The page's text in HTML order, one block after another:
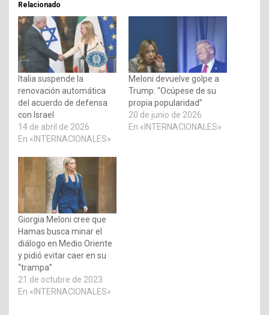
Relacionado
Italia suspende la
renovación automática
del acuerdo de defensa
con Israel
14 de abril de 2026
En «INTERNACIONALES»
Meloni devuelve golpe a
Trump: “Ocúpese de su
propia popularidad”
20 de junio de 2026
En «INTERNACIONALES»
Giorgia Meloni cree que
Hamas busca minar el
diálogo en Medio Oriente
y pidió evitar caer en su
“trampa”
21 de octubre de 2023
En «INTERNACIONALES»